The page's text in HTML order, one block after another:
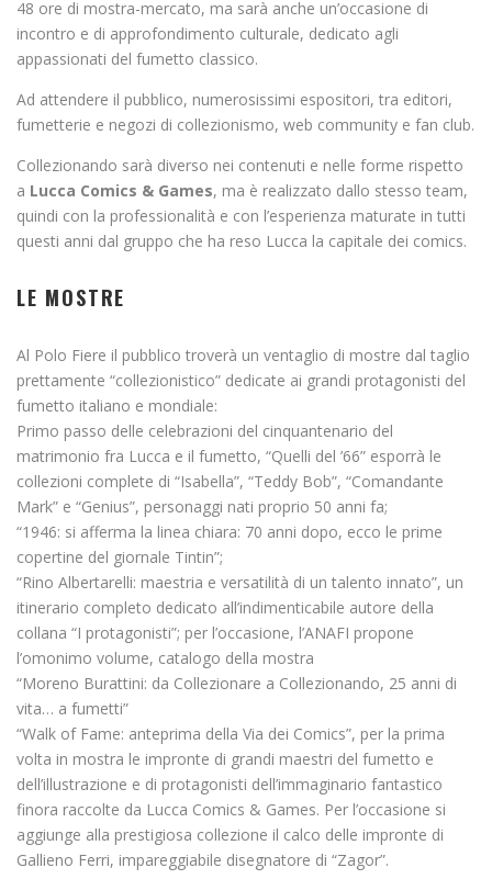
48 ore di mostra-mercato, ma sarà anche un’occasione di
incontro e di approfondimento culturale, dedicato agli
appassionati del fumetto classico.
Ad attendere il pubblico, numerosissimi espositori, tra editori,
fumetterie e negozi di collezionismo, web community e fan club.
Collezionando sarà diverso nei contenuti e nelle forme rispetto
a Lucca Comics & Games, ma è realizzato dallo stesso team,
quindi con la professionalità e con l’esperienza maturate in tutti
questi anni dal gruppo che ha reso Lucca la capitale dei comics.
LE MOSTRE
Al Polo Fiere il pubblico troverà un ventaglio di mostre dal taglio
prettamente “collezionistico” dedicate ai grandi protagonisti del
fumetto italiano e mondiale:
Primo passo delle celebrazioni del cinquantenario del
matrimonio fra Lucca e il fumetto, “Quelli del ’66” esporrà le
collezioni complete di “Isabella”, “Teddy Bob”, “Comandante
Mark” e “Genius”, personaggi nati proprio 50 anni fa;
“1946: si afferma la linea chiara: 70 anni dopo, ecco le prime
copertine del giornale Tintin”;
“Rino Albertarelli: maestria e versatilità di un talento innato”, un
itinerario completo dedicato all’indimenticabile autore della
collana “I protagonisti”; per l’occasione, l’ANAFI propone
l’omonimo volume, catalogo della mostra
“Moreno Burattini: da Collezionare a Collezionando, 25 anni di
vita… a fumetti”
“Walk of Fame: anteprima della Via dei Comics”, per la prima
volta in mostra le impronte di grandi maestri del fumetto e
dell’illustrazione e di protagonisti dell’immaginario fantastico
finora raccolte da Lucca Comics & Games. Per l’occasione si
aggiunge alla prestigiosa collezione il calco delle impronte di
Gallieno Ferri, impareggiabile disegnatore di “Zagor”.